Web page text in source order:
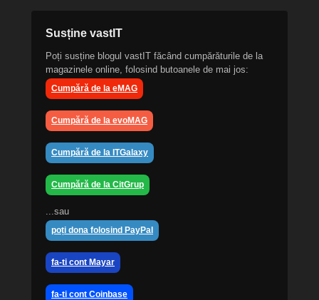
Susține vastIT
Poți susține blogul vastIT făcând cumpărăturile de la
magazinele online, folosind butoanele de mai jos:
Cumpără de la eMAG
Cumpără de la evoMAG
Cumpără de la ITGalaxy
Cumpără de la CitGrup
...sau
poți dona folosind PayPal
fa-ti cont Mayar
fa-ti cont Coinbase